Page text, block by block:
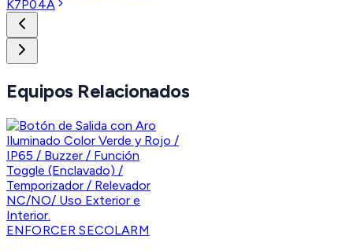
K7P04A
Equipos Relacionados
ENFORCER SECOLARM